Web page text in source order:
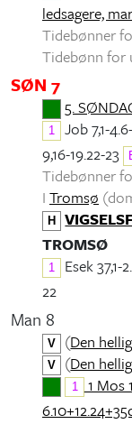
ledsagere,
Tidebønner
Tidebønn for
SØN 7
5.
1 Job 7,1-
9,16-19.22-23
Tidebønner
I Tromsø
H
TROMSØ
1 Esek 37,1-
22
Man 8
V (Den
V (Den
1 1 Mos